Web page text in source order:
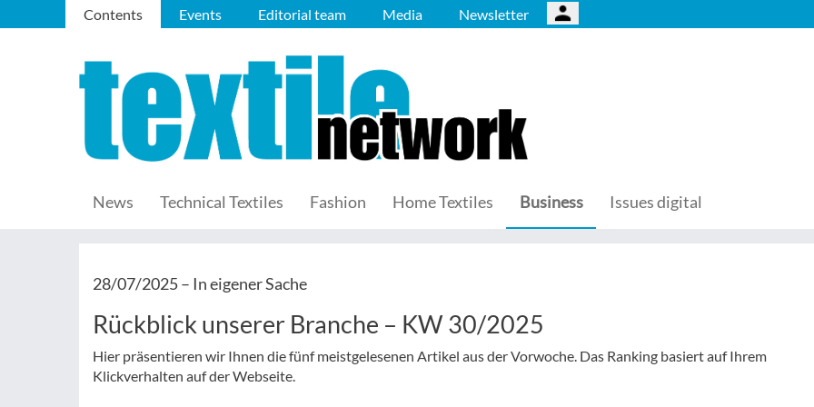
Contents Events Editorial team Media Newsletter
News Technical Textiles Fashion Home Textiles Business Issues digital
28/07/2025 – In eigener Sache
Rückblick unserer Branche – KW 30/2025
Hier präsentieren wir Ihnen die fünf meistgelesenen Artikel aus der Vorwoche. Das Ranking basiert auf Ihrem
Klickverhalten auf der Webseite.